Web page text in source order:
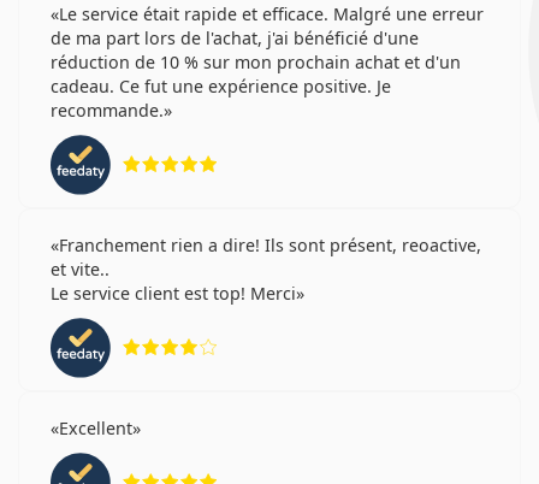
Le service était rapide et efficace. Malgré une erreur
de ma part lors de l'achat, j'ai bénéficié d'une
réduction de 10 % sur mon prochain achat et d'un
cadeau. Ce fut une expérience positive. Je
recommande.
Franchement rien a dire! Ils sont présent, reoactive,
et vite..
Le service client est top! Merci
Excellent